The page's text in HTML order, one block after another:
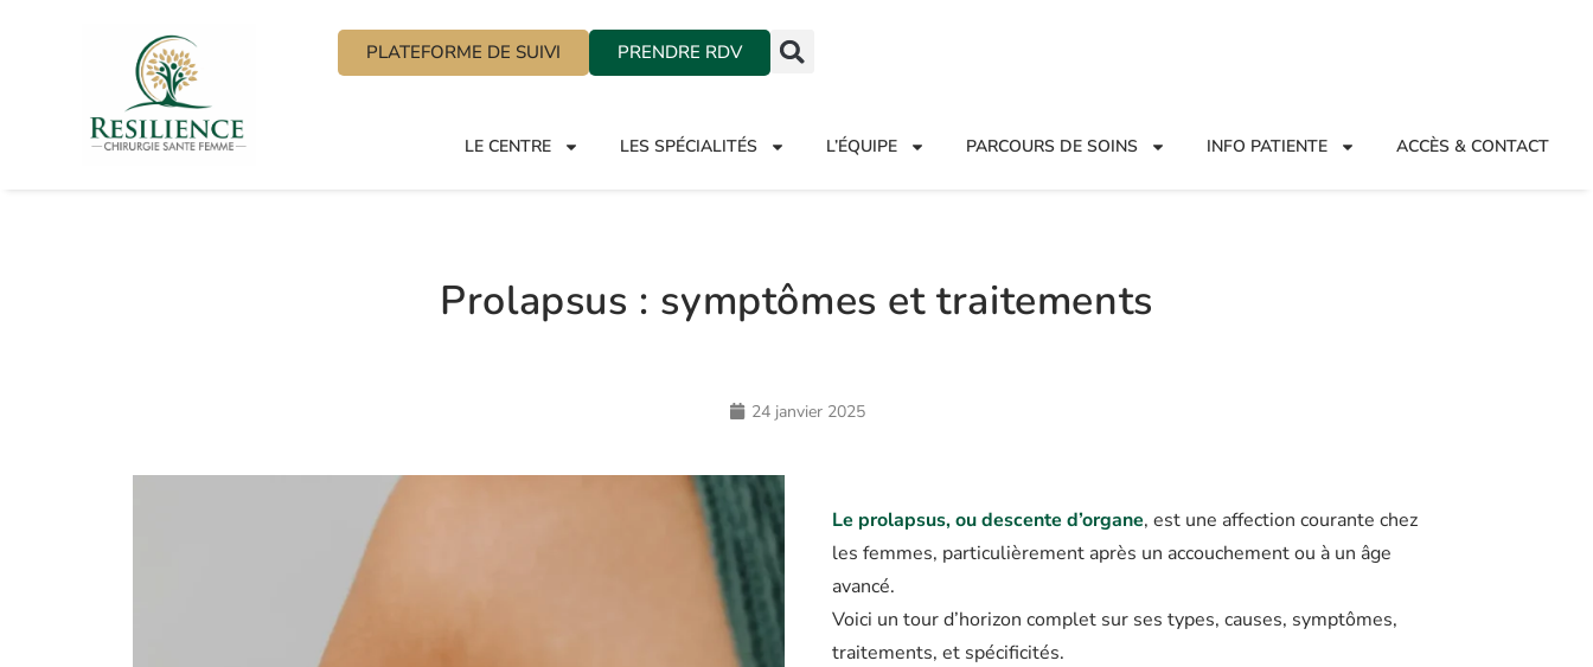
PLATEFORME DE SUIVI PRENDRE RDV
LE CENTRE LES SPÉCIALITÉS L’ÉQUIPE PARCOURS DE SOINS INFO PATIENTE ACCÈS & CONTACT
Prolapsus : symptômes et traitements
24 janvier 2025
Le prolapsus, ou descente d’organe, est une affection courante chez
les femmes, particulièrement après un accouchement ou à un âge
avancé.
Voici un tour d’horizon complet sur ses types, causes, symptômes,
traitements, et spécificités.